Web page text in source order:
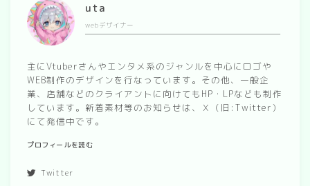
クリスマス
季節
冬/winter
夏/summer
春/spring
秋/autumn
uta
webデザイナー
主にVtuberさんやエンタメ系のジャンルを中心にロゴや
WEB制作のデザインを行なっています。その他、一般企
業、店舗などのクライアントに向けてもHP・LPなども制作
しています。新着素材等のお知らせは、Ｘ（旧:Twitter）
にて発信中です。
プロフィールを読む
Twitter